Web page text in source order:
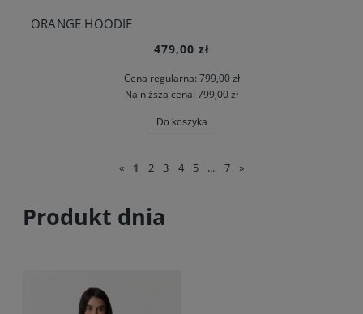
ORANGE HOODIE
479,00 zł
Cena regularna:799,00 zł
Najniższa cena: 799,00 zł
Do koszyka
« 1 2 3 4 5 ... 7 »
Produkt dnia